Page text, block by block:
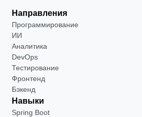
Направления
Программирование
ИИ
Аналитика
DevOps
Тестирование
Фронтенд
Бэкенд
Навыки
Spring Boot